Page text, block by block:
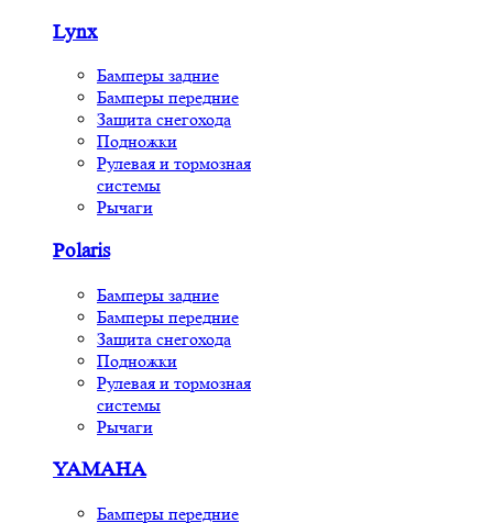
Lynx
Бамперы задние
Бамперы передние
Защита снегохода
Подножки
Рулевая и тормозная
системы
Рычаги
Polaris
Бамперы задние
Бамперы передние
Защита снегохода
Подножки
Рулевая и тормозная
системы
Рычаги
YAMAHA
Бамперы передние